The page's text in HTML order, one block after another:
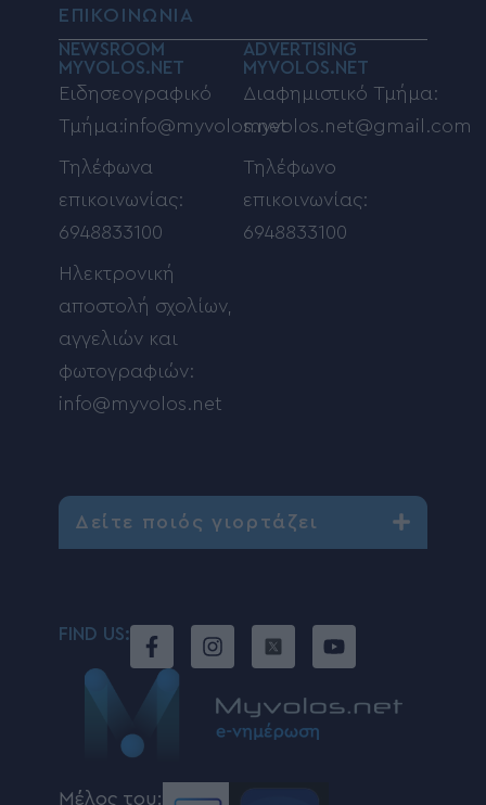
ΕΠΙΚΟΙΝΩΝΙΑ
NEWSROOM
MYVOLOS.NET
Ειδησεογραφικό
Τμήμα:info@myvolos.net
Τηλέφωνα
επικοινωνίας:
6948833100
Ηλεκτρονική
αποστολή σχολίων,
αγγελιών και
φωτογραφιών:
info@myvolos.net
ADVERTISING
MYVOLOS.NET
Διαφημιστικό Τμήμα:
myvolos.net@gmail.com
Τηλέφωνο
επικοινωνίας:
6948833100
Δείτε ποιός γιορτάζει
FIND US:
Μέλος του: